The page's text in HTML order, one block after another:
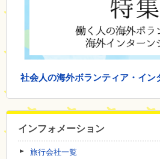
社会人の海外ボランティア・イン
インフォメーション
旅行会社一覧